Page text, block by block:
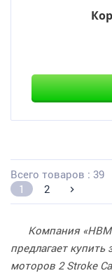
Всего товаров : 39
1
2
Компания
предлагает купить
моторов 2 Stroke